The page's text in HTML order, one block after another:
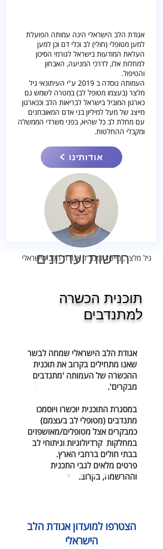
אגודת הלב הישראלי הינה עמותה הפועלת
למען מטופלי (חולי) לב וכלי דם וכן למען
העלאת המודעות בישראל לגורמי הסיכון
למחלות אלו, לדרכי המניעה, האבחון
והטיפול.
העמותה נוסדה ב 2019 ע"י העיתונאי גיל
מלצר (בעצמו מטופל לב) במטרה לשמש גם
כארגון המוביל בישראל לבריאות הלב וככארגון
מייצג של מעל למיליון בני אדם המאובחנים
עם מחלת לב כל שהיא, בפני משרדי הממשלה
ומקבלי ההחלטות.
< אודותינו
גיל מלצר, מייסד ומנכ"ל אגודת הלב הישראלי
חדשות ועדכונים
תוכנית הכשרה
למתנדבים
אגודת הלב הישראלי שמחה לבשר
שאנו מתחילים בקרוב את תוכנית
ההכשרה של העמותה 'מתנדבים
מבקרים'.
במסגרת התוכנית יוכשרו ויוסמכו
מתנדבים (מטופלי לב בעצמם)
כמבקרים אצל מטופלים/מאושפזים
במחלקות קרדיולוגיות וניתוחי לב
בבתי חולים ברחבי הארץ.
פרטים מלאים לגבי התכנית
וההרשמה, בקרוב.
הצטרפו למועדון אגודת הלב
הישראלי